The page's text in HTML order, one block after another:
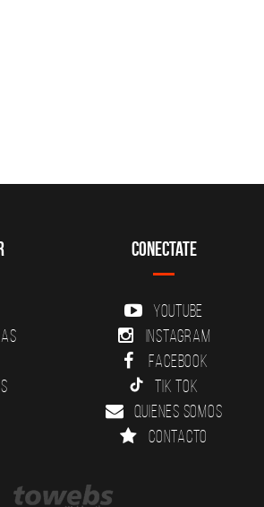
Conectate
YouTube
Instagram
Facebook
Tik Tok
Quienes somos
Contacto